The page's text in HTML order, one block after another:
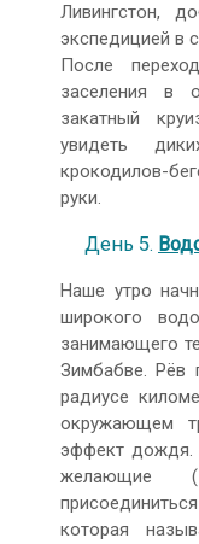
Ливингстон,
экспедицией в
После
заселения в
закатный
увидеть
крокодилов-
руки.
День 5.
Наше утро
широкого
занимающего
Зимбабве. Рёв
радиусе
окружающем
эффект дождя.
желающие
которая